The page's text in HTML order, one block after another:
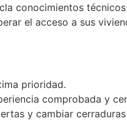
conocimientos
el acceso a sus
prioridad.
comprobada y
y cambiar